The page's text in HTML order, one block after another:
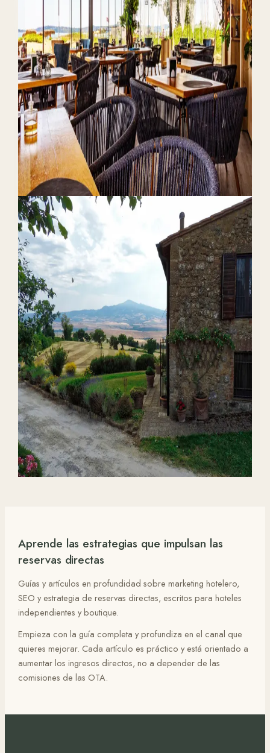
11 min de lectura
Más allá del último clic
Atribución basada
en datos
Reservas por encima de clics
Por qué el último clic engaña a los hoteles,
cómo funciona la atribución basada en datos y
cómo medir el rendimiento publicitario en
reservas directas y comisiones ahorradas, no en
clics.
Leer el artículo completo
IA y automatización
Chatbots para Hoteles y
Automatización con IA
19 de junio de 2026
Teo Yordanov
12 min de lectura
Resuelve dudas previas a la
reserva
Mantén siempre una salida
humana
Gana reservas directas
Dónde los chatbots para hoteles ayudan de
verdad, dónde fallan y cómo una automatización
bien planteada consigue más reservas directas
sin perder el trato humano.
Leer el artículo completo
Aprende las estrategias que impulsan las
reservas directas
Guías y artículos en profundidad sobre marketing hotelero,
SEO y estrategia de reservas directas, escritos para hoteles
independientes y boutique.
Empieza con la guía completa y profundiza en el canal que
quieres mejorar. Cada artículo es práctico y está orientado a
aumentar los ingresos directos, no a depender de las
comisiones de las OTA.